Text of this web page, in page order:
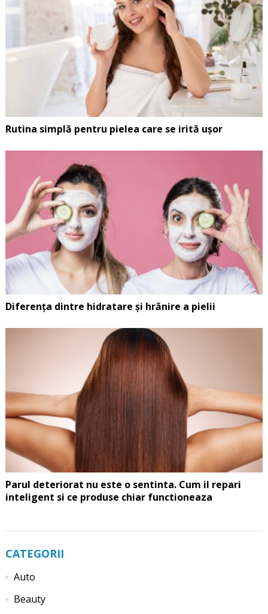
Rutina simplă pentru pielea care se irită ușor
Diferența dintre hidratare și hrănire a pielii
Parul deteriorat nu este o sentinta. Cum il repari
inteligent si ce produse chiar functioneaza
CATEGORII
Auto
Beauty